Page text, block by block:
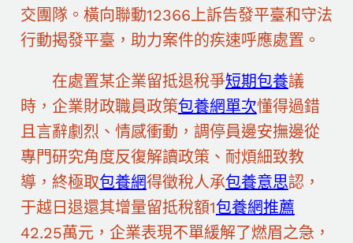
交團隊。橫向聯動12366上訴告發平臺和守法
行動揭發平臺，助力案件的疾速呼應處置。
在處置某企業留抵退稅爭短期包養議
時，企業財政職員政策包養網單次懂得過錯
且言辭劇烈、情感衝動，調停員邊安撫邊從
專門研究角度反復解讀政策、耐煩細致教
導，終極取包養網得徵稅人承包養意思認，
于越日退還其增量留抵稅額1包養網推薦
42.25萬元，企業表現不單緩解了燃眉之急，